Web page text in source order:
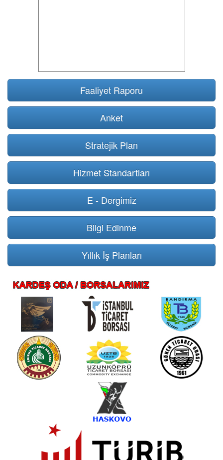
Faaliyet Raporu
Anket
Stratejik Plan
Hizmet Standartları
E - Dergimiz
Bilgi Edinme
Yıllık İş Planları